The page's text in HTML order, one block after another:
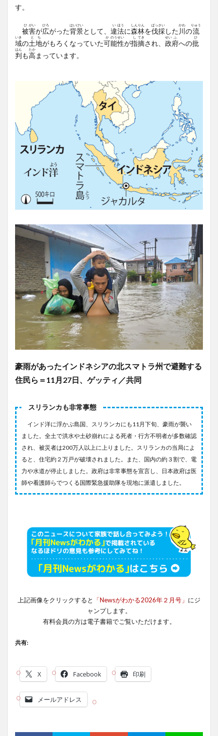
す。
被
ひ
害
がい
が広
ひろ
がった背
はい
景
けい
として、 違
い
法
ほう
に森
しん
林
りん
を伐
ばっ
採
さい
した 川
かわ
の流
りゅう
域
いき
の土
と
地
ち
がもろくなっていた可
か
能
のう
性
せい
が指
し
摘
てき
され、 政
せい
府
ふ
への批
ひ
判
はん
も高
たか
まっています。
豪雨があったインドネシアの北スマトラ州で避難する
住民ら＝11月27日、ゲッティ／共同
スリランカも非常事態
インド洋に浮かぶ島国、スリランカにも11月下旬、豪雨が襲い
ました。全土で洪水や土砂崩れによる死者・行方不明者が多数確認
され、被災者は200万人以上に上りました。スリランカの当局によ
ると、住宅約２万戸が破壊されました。また、国内の約３割で、電
力や水道が停止しました。政府は非常事態を宣言し、日本政府は医
師や看護師らでつくる国際緊急援助隊を現地に派遣しました。
上記画像をクリックすると 「Newsがわかる2026年２月号」 にジ
ャンプします。
有料会員の方は電子書籍でご覧いただけます。
共有:
X Facebook 印刷
メールアドレス